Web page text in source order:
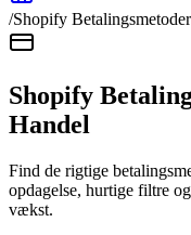
/Shopify Betalingsmetoder
Shopify
Handel
Find de rigtige
opdagelse, hurtige filtre
vækst.